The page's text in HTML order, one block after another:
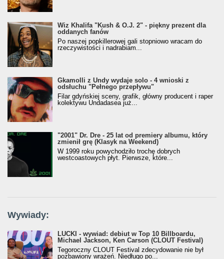
Wiz Khalifa "Kush & O.J. 2" - piękny prezent dla
oddanych fanów
Po naszej popkillerowej gali stopniowo wracam do
rzeczywistości i nadrabiam...
Gkamolli z Undy wydaje solo - 4 wnioski z
odsłuchu "Pełnego przepływu"
Filar gdyńskiej sceny, grafik, główny producent i raper
kolektywu Undadasea już...
"2001" Dr. Dre - 25 lat od premiery albumu, który
zmienił grę (Klasyk na Weekend)
W 1999 roku powychodziło trochę dobrych
westcoastowych płyt. Pierwsze, które...
Wywiady:
LUCKI - wywiad: debiut w Top 10 Billboardu,
Michael Jackson, Ken Carson (CLOUT Festival)
Tegoroczny CLOUT Festival zdecydowanie nie był
pozbawiony wrażeń. Niedługo po...